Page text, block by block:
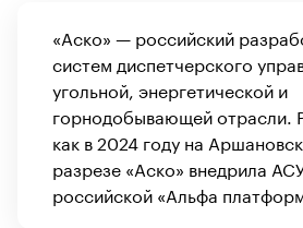
«Аско» — российский
систем диспетчерского
угольной, энергетической и
горнодобывающей отрасли.
как в 2024 году на
разрезе «Аско» внедрила
российской «Альфа